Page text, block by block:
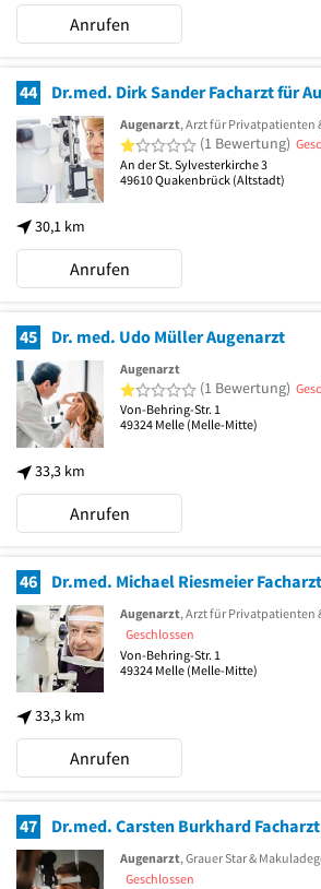
Anrufen
44 Dr.med. Dirk Sander Facharzt für
30,1 km
Augenarzt, Arzt für Privatpatienten
1 von 5 Sternen
(1 Bewertung)
An der St. Sylvesterkirche 3
49610Quakenbrück (Altstadt)
Anrufen
45 Dr. med. Udo Müller Augenarzt
33,3 km
Augenarzt
1 von 5 Sternen
(1 Bewertung)
Von-Behring-Str. 1
49324 Melle (Melle-Mitte)
Anrufen
46
33,3 km
Augenarzt, Arzt für Privatpatienten
Geschlossen
Von-Behring-Str. 1
49324 Melle (Melle-Mitte)
Anrufen
47
Augenarzt, Grauer Star &
Geschlossen